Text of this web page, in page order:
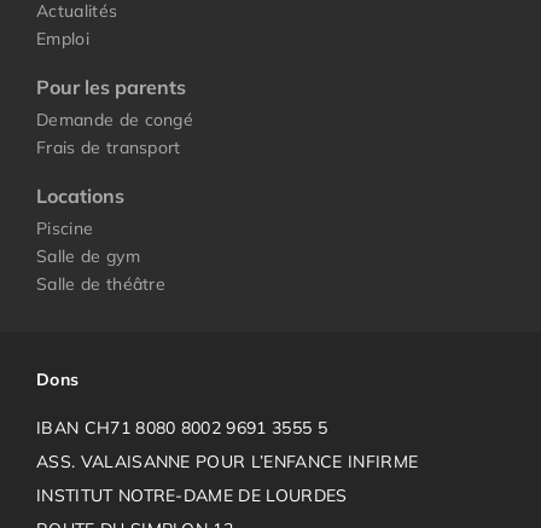
Actualités
Emploi
Pour les parents
Demande de congé
Frais de transport
Locations
Piscine
Salle de gym
Salle de théâtre
Dons
IBAN CH71 8080 8002 9691 3555 5
ASS. VALAISANNE POUR L’ENFANCE INFIRME
INSTITUT NOTRE-DAME DE LOURDES